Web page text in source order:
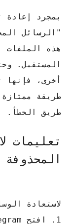
بمجرد إعادة
هذه الملفات
المستقبل.
أخرى، فإنها
طريقة
طريق الخطأ.
تعليمات
لاستعادة